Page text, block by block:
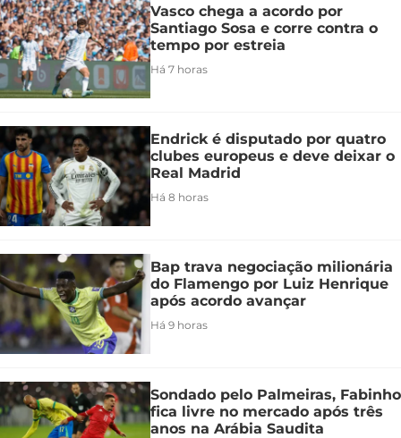
Vasco chega a acordo por
Santiago Sosa e corre contra o
tempo por estreia
Há 7 horas
Endrick é disputado por quatro
clubes europeus e deve deixar o
Real Madrid
Há 8 horas
Bap trava negociação milionária
do Flamengo por Luiz Henrique
após acordo avançar
Há 9 horas
Sondado pelo Palmeiras, Fabinho
fica livre no mercado após três
anos na Arábia Saudita